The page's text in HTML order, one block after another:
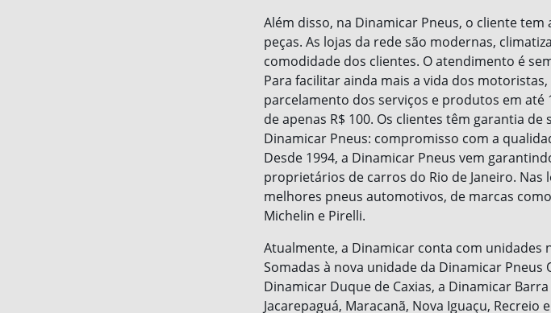
Além disso, na Dinamicar Pneus, o cliente
peças. As lojas da rede são modernas,
comodidade dos clientes. O atendimento é
Para facilitar ainda mais a vida dos
parcelamento dos serviços e produtos em até
de apenas R$ 100. Os clientes têm garantia
Dinamicar Pneus: compromisso com a
Desde 1994, a Dinamicar Pneus vem
proprietários de carros do Rio de Janeiro.
melhores pneus automotivos, de marcas
Michelin e Pirelli.
Atualmente, a Dinamicar conta com unidades
Somadas à nova unidade da Dinamicar Pneus
Dinamicar Duque de Caxias, a Dinamicar
Jacarepaguá, Maracanã, Nova Iguaçu, Recreio